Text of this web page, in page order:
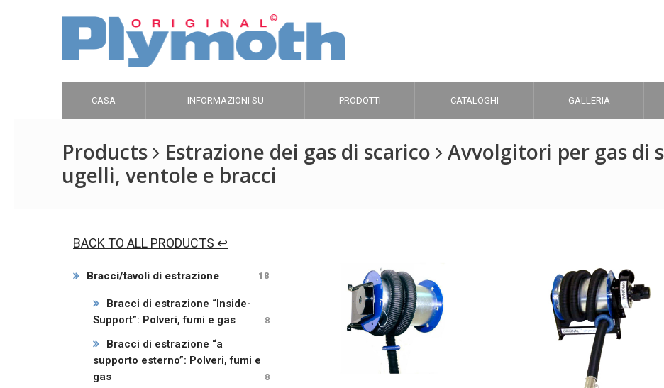
CASA INFORMAZIONI SU PRODOTTI CATALOGHI GALLERIA
Products Estrazione dei gas di scarico
Avvolgitori per gas di
ugelli, ventole e bracci
BACK TO ALL PRODUCTS ↩
Bracci/tavoli di estrazione 18
Bracci di estrazione “Inside-
Support”: Polveri, fumi e gas
8
Bracci di estrazione “a
supporto esterno”: Polveri, fumi e
gas
8